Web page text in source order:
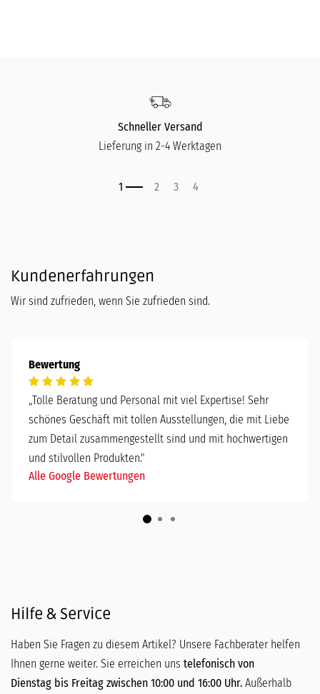
Schneller Versand
Lieferung in 2-4 Werktagen
Kundenerfahrungen
Wir sind zufrieden, wenn Sie zufrieden sind.
Bewertung
„Tolle Beratung und Personal mit viel Expertise! Sehr
schönes Geschäft mit tollen Ausstellungen, die mit Liebe
zum Detail zusammengestellt sind und mit hochwertigen
und stilvollen Produkten."
Alle Google Bewertungen
Hilfe & Service
Haben Sie Fragen zu diesem Artikel? Unsere Fachberater helfen
Ihnen gerne weiter. Sie erreichen uns telefonisch von
Dienstag bis Freitag zwischen 10:00 und 16:00 Uhr. Außerhalb